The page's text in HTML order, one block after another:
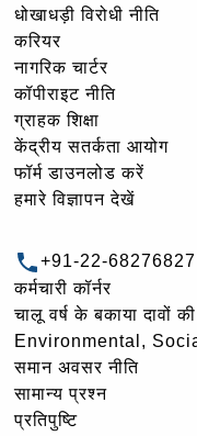
धोखाधड़ी विरोधी नीति
करियर
नागरिक चार्टर
कॉपीराइट नीति
ग्राहक शिक्षा
केंद्रीय सतर्कता आयोग
फॉर्म डाउनलोड करें
हमारे विज्ञापन देखें
+91-22-68276827
कर्मचारी कॉर्नर
चालू वर्ष के बकाया दावों
Environmental,
समान अवसर नीति
सामान्य प्रश्न
प्रतिपुष्टि